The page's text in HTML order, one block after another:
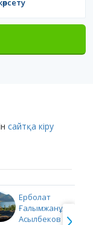
сайтқа кіру
Ерболат
Ғалымжанұлы
Асылбеков